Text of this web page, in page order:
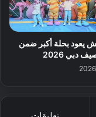
يعود بحلة أكبر ضمن
دبي 2026